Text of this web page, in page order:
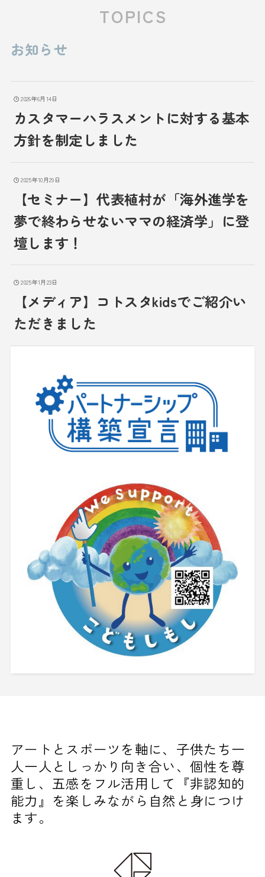
TOPICS
お知らせ
2026年6月14日
カスタマーハラスメントに対する基本
方針を制定しました
2025年10月29日
【セミナー】代表植村が「海外進学を
夢で終わらせないママの経済学」に登
壇します！
2025年1月23日
【メディア】コトスタkidsでご紹介い
ただきました
アートとスポーツを軸に、子供たち一
人一人としっかり向き合い、個性を尊
重し、五感をフル活用して『非認知的
能力』を楽しみながら自然と身につけ
ます。